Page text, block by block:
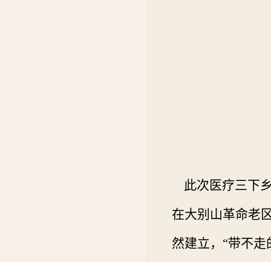
此次医疗三下
在大别山革命老
然建立，“带不